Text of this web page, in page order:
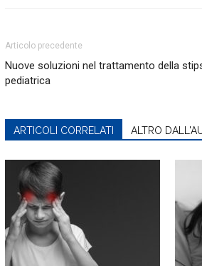
Articolo precedente
Nuove soluzioni nel trattamento della
pediatrica
ARTICOLI CORRELATI ALTRO